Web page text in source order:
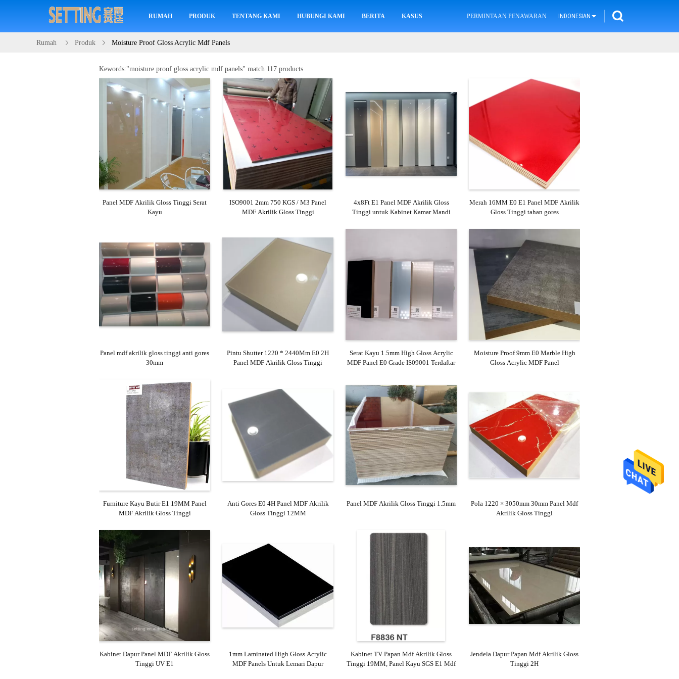
RUMAH PRODUK TENTANG KAMI HUBUNGI KAMI BERITA KASUS PERMINTAAN PENAWARAN INDONESIAN
Rumah Produk Moisture Proof Gloss Acrylic Mdf Panels
Kewords:"moisture proof gloss acrylic mdf panels" match 117 products
Panel MDF Akrilik Gloss Tinggi Serat
Kayu
ISO9001 2mm 750 KGS / M3 Panel
MDF Akrilik Gloss Tinggi
4x8Ft E1 Panel MDF Akrilik Gloss
Tinggi untuk Kabinet Kamar Mandi
Merah 16MM E0 E1 Panel MDF Akrilik
Gloss Tinggi tahan gores
Panel mdf akrilik gloss tinggi anti gores
30mm
Pintu Shutter 1220 * 2440Mm E0 2H
Panel MDF Akrilik Gloss Tinggi
Serat Kayu 1.5mm High Gloss Acrylic
MDF Panel E0 Grade IS09001 Terdaftar
Moisture Proof 9mm E0 Marble High
Gloss Acrylic MDF Panel
Furniture Kayu Butir E1 19MM Panel
MDF Akrilik Gloss Tinggi
Anti Gores E0 4H Panel MDF Akrilik
Gloss Tinggi 12MM
Panel MDF Akrilik Gloss Tinggi 1.5mm
Pola 1220 × 3050mm 30mm Panel Mdf
Akrilik Gloss Tinggi
Kabinet Dapur Panel MDF Akrilik Gloss
Tinggi UV E1
1mm Laminated High Gloss Acrylic
MDF Panels Untuk Lemari Dapur
Kabinet TV Papan Mdf Akrilik Gloss
Tinggi 19MM, Panel Kayu SGS E1 Mdf
Jendela Dapur Papan Mdf Akrilik Gloss
Tinggi 2H